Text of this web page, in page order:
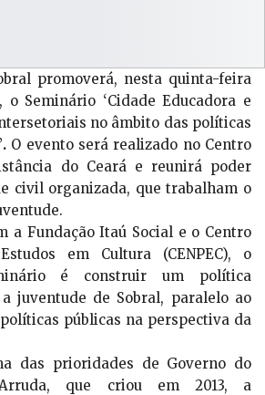
promoverá, nesta quinta-feira
o Seminário ‘Cidade Educadora e
no âmbito das políticas
. O evento será realizado no Centro
do Ceará e reunirá poder
civil organizada, que trabalham o
a Fundação Itaú Social e o Centro
em Cultura (CENPEC), o
é construir um política
juventude de Sobral, paralelo ao
públicas na perspectiva da
das prioridades de Governo do
que criou em 2013, a